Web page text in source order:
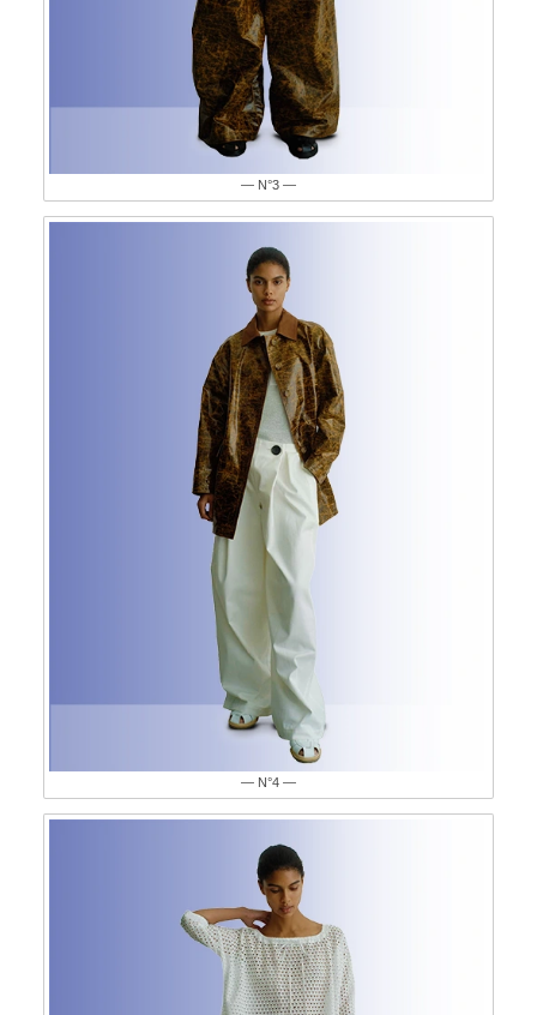
— N°3 —
— N°4 —